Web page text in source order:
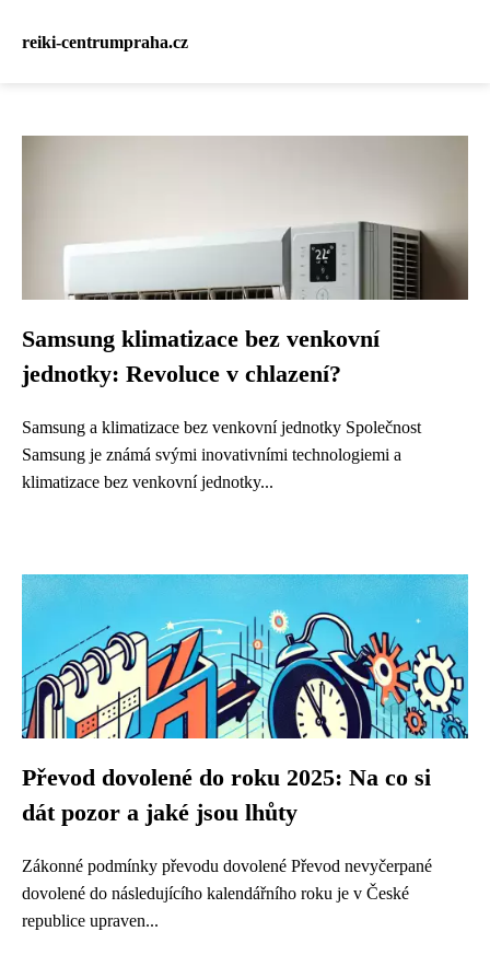
reiki-centrumpraha.cz
Samsung klimatizace bez venkovní
jednotky: Revoluce v chlazení?
Samsung a klimatizace bez venkovní jednotky Společnost
Samsung je známá svými inovativními technologiemi a
klimatizace bez venkovní jednotky...
Převod dovolené do roku 2025: Na co si
dát pozor a jaké jsou lhůty
Zákonné podmínky převodu dovolené Převod nevyčerpané
dovolené do následujícího kalendářního roku je v České
republice upraven...